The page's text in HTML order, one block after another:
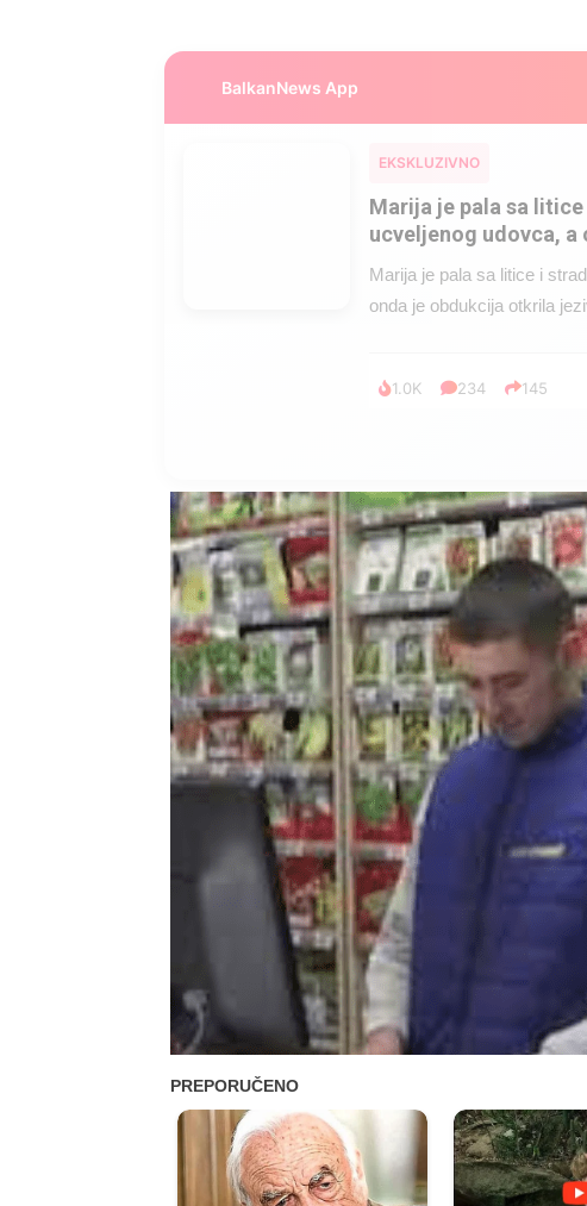
BalkanNews App
EKSKLUZIVNO
Marija je pala sa
ucveljenog udovca,
Marija je pala sa litice i
onda je obdukcija otkrila
1.0K 234 145